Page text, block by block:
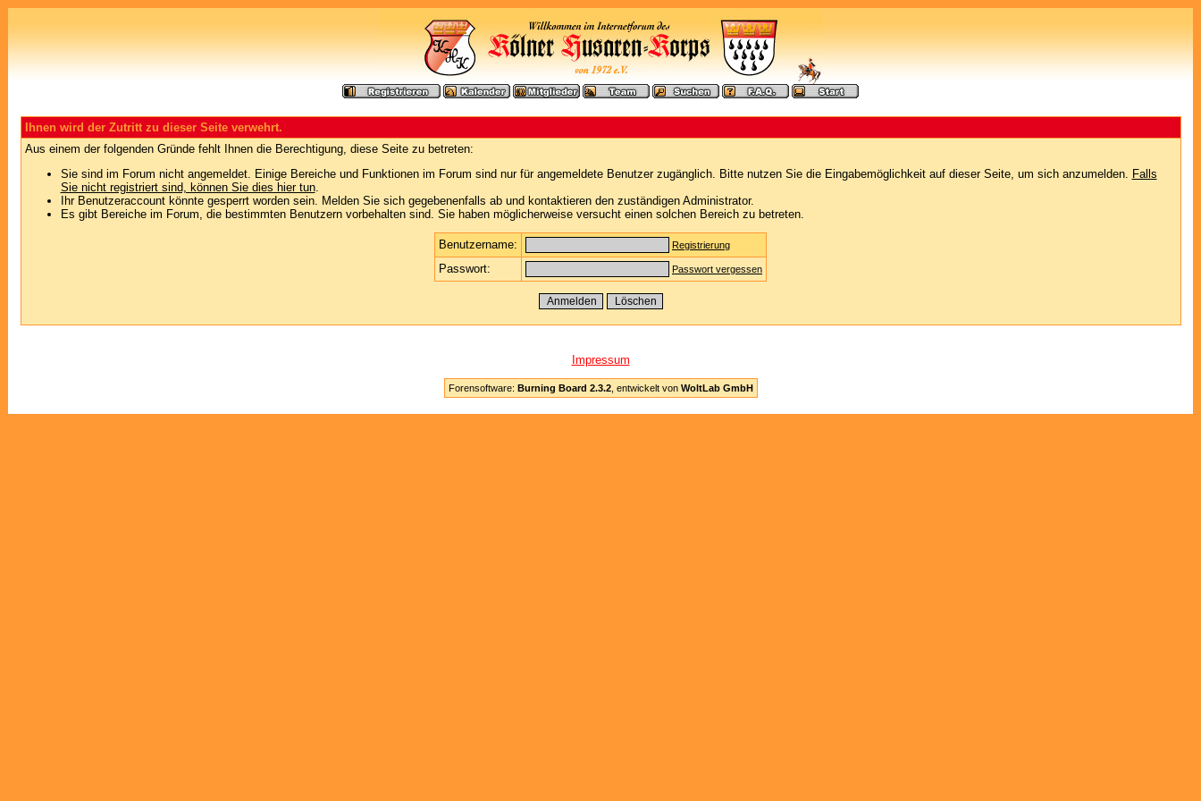
Ihnen wird der Zutritt zu dieser Seite verwehrt.
Aus einem der folgenden Gründe fehlt Ihnen die Berechtigung, diese Seite zu betreten:
Sie sind im Forum nicht angemeldet. Einige Bereiche und Funktionen im Forum sind nur für angemeldete Benutzer zugänglich. Bitte nutzen Sie die Eingabemöglichkeit auf dieser Seite, um sich anzumelden. Falls
Sie nicht registriert sind, können Sie dies hier tun.
Ihr Benutzeraccount könnte gesperrt worden sein. Melden Sie sich gegebenenfalls ab und kontaktieren den zuständigen Administrator.
Es gibt Bereiche im Forum, die bestimmten Benutzern vorbehalten sind. Sie haben möglicherweise versucht einen solchen Bereich zu betreten.
Benutzername: Registrierung
Passwort: Passwort vergessen
Impressum
Forensoftware: Burning Board 2.3.2, entwickelt von WoltLab GmbH